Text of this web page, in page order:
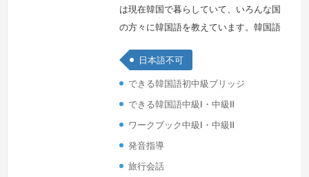
は現在韓国で暮らしていて、いろんな国
の方々に韓国語を教えています。韓国語
化的な交流と意思疎通が私にとって一番
大きな資産です。そのため今日まで韓国
語を教える仕事を楽しんきています。韓
い文化も知っていく時間を一緒に過ごし
たいと思います。みなさんが韓国語を学
日本語不可
できる韓国語初中級ブリッジ
できる韓国語中級Ⅰ・中級Ⅱ
ワークブック中級Ⅰ・中級Ⅱ
発音指導
旅行会話